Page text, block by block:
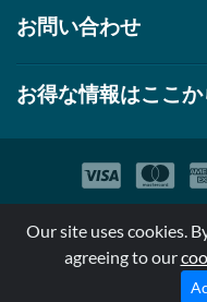
お問い合わせ
お得な情報はここか
*特定商品についての効果
おらず病気の診断、治療
Our site uses cookies.
agreeing to our